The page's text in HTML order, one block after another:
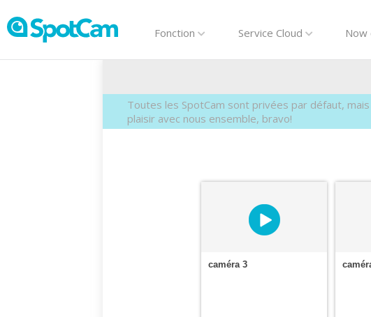
Fonction Service Cloud Now
Toutes les SpotCam sont privées par défaut,
plaisir avec nous ensemble, bravo!
caméra 3